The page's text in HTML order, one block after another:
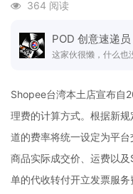
364 阅读
POD 创意速递员
这家伙很懒，什么也
Shopee台湾本土店宣布自
理费的计算方式。根据新
道的费率将统一设定为平
商品实际成交价、运费以
单的代收转付开立发票服